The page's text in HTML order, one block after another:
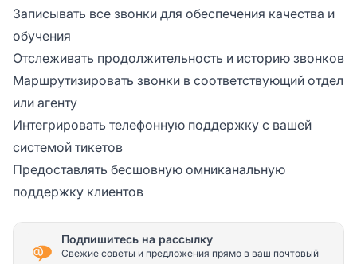
Записывать все звонки для обеспечения качества и
обучения
Отслеживать продолжительность и историю звонков
Маршрутизировать звонки в соответствующий отдел
или агенту
Интегрировать телефонную поддержку с вашей
системой тикетов
Предоставлять бесшовную омниканальную
поддержку клиентов
Подпишитесь на рассылку
Свежие советы и предложения прямо в ваш почтовый